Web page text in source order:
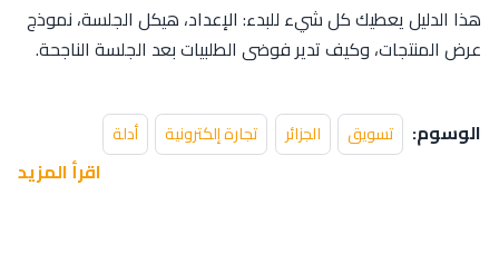
هذا الدليل يعطيك كل شيء للبدء: الإعداد، هيكل الجلسة، نموذج
عرض المنتجات، وكيف تدير فوضى الطلبيات بعد الجلسة الناجحة.
الوسوم: تسويق الجزائر تجارة إلكترونية أدلة
اقرأ المزيد